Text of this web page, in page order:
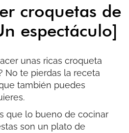
croquetas de
espectáculo]
unas ricas croqueta
No te pierdas la receta
también puedes
que lo bueno de cocinar
son un plato de